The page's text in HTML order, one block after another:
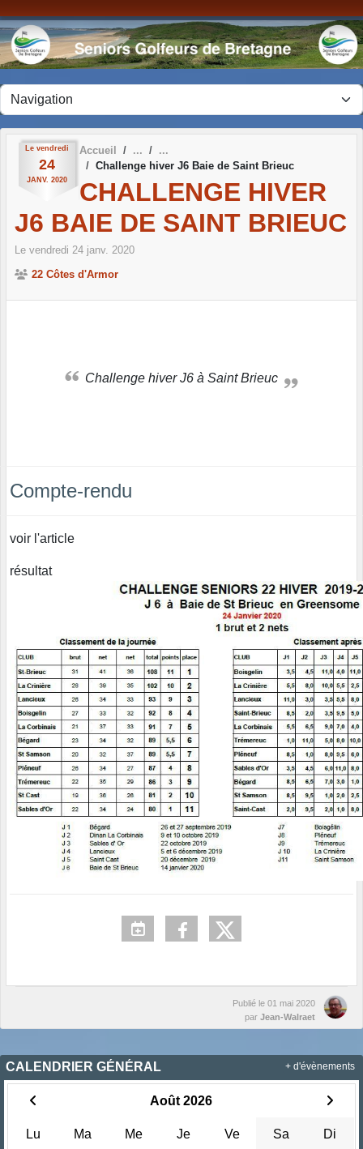
Le vendredi
24
JANV. 2020
Accueil
Challenge hiver J6 Baie de Saint Brieuc
CHALLENGE HIVER
J6 BAIE DE SAINT BRIEUC
Le vendredi 24 janv. 2020
22 Côtes d'Armor
Challenge hiver J6 à Saint Brieuc
Compte-rendu
voir l'article
résultat
Publié le 01 mai 2020
par Jean-Walraet
CALENDRIER GÉNÉRAL
Août 2026
Lu Ma Me Je Ve Sa Di
+ d'évènements